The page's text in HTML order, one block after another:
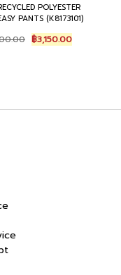
POLYESTER
PANTS (K8173101)
Original
price
฿3,150.00Current
price